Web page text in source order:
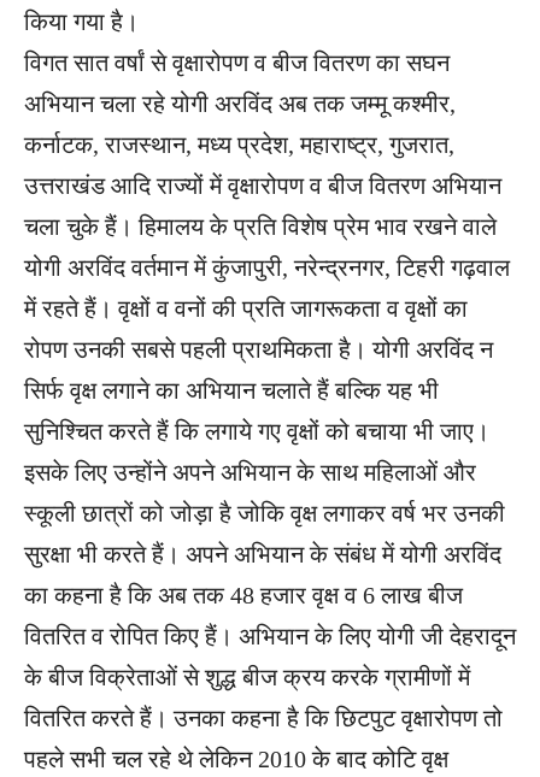
किया गया है।
विगत सात वर्षां से वृक्षारोपण व बीज वितरण का सघन
अभियान चला रहे योगी अरविंद अब तक जम्मू कश्मीर,
कर्नाटक, राजस्थान, मध्य प्रदेश, महाराष्ट्र, गुजरात,
उत्तराखंड आदि राज्यों में वृक्षारोपण व बीज वितरण अभियान
चला चुके हैं। हिमालय के प्रति विशेष प्रेम भाव रखने वाले
योगी अरविंद वर्तमान में कुंजापुरी, नरेन्द्रनगर, टिहरी गढ़वाल
में रहते हैं। वृक्षों व वनों की प्रति जागरूकता व वृक्षों का
रोपण उनकी सबसे पहली प्राथमिकता है। योगी अरविंद न
सिर्फ वृक्ष लगाने का अभियान चलाते हैं बल्कि यह भी
सुनिश्चित करते हैं कि लगाये गए वृक्षों को बचाया भी जाए।
इसके लिए उन्होंने अपने अभियान के साथ महिलाओं और
स्कूली छात्रों को जोड़ा है जोकि वृक्ष लगाकर वर्ष भर उनकी
सुरक्षा भी करते हैं। अपने अभियान के संबंध में योगी अरविंद
का कहना है कि अब तक 48 हजार वृक्ष व 6 लाख बीज
वितरित व रोपित किए हैं। अभियान के लिए योगी जी देहरादून
के बीज विक्रेताओं से शुद्ध बीज क्रय करके ग्रामीणों में
वितरित करते हैं। उनका कहना है कि छिटपुट वृक्षारोपण तो
पहले सभी चल रहे थे लेकिन 2010 के बाद कोटि वृक्ष